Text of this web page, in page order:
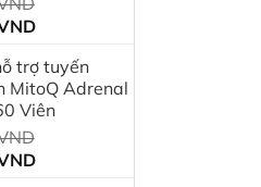
2,350,000 VND.
Giá
tại
là:
1,800,000 VND.
trợ tuyến
MitoQ Adrenal
Viên
Giá